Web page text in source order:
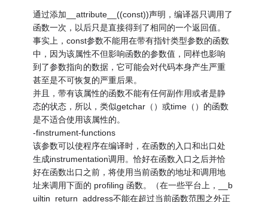
通过添加__attribute__((const))声明，编译器只调用了
函数一次，以后只是直接得到了相同的一个返回值。
事实上，const参数不能用在带有指针类型参数的函数
中，因为该属性不但影响函数的参数值，同样也影响
到了参数指向的数据，它可能会对代码本身产生严重
甚至是不可恢复的严重后果。
并且，带有该属性的函数不能有任何副作用或者是静
态的状态，所以，类似getchar（）或time（）的函数
是不适合使用该属性的。
-finstrument-functions
该参数可以使程序在编译时，在函数的入口和出口处
生成instrumentation调用。恰好在函数入口之后并恰
好在函数出口之前，将使用当前函数的地址和调用地
址来调用下面的 profiling 函数。（在一些平台上，__b
uiltin_return_address不能在超过当前函数范围之外正